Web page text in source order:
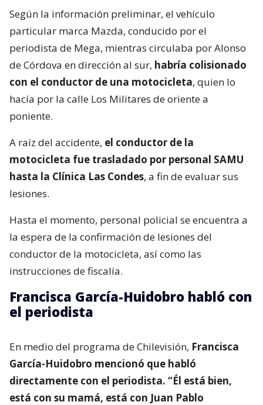
Según la información preliminar, el vehículo
particular marca Mazda, conducido por el
periodista de Mega, mientras circulaba por Alonso
de Córdova en dirección al sur, habría colisionado
con el conductor de una motocicleta, quien lo
hacía por la calle Los Militares de oriente a
poniente.
A raíz del accidente, el conductor de la
motocicleta fue trasladado por personal SAMU
hasta la Clínica Las Condes, a fin de evaluar sus
lesiones.
Hasta el momento, personal policial se encuentra a
la espera de la confirmación de lesiones del
conductor de la motocicleta, así como las
instrucciones de fiscalía.
Francisca García-Huidobro habló con
el periodista
En medio del programa de Chilevisión, Francisca
García-Huidobro mencionó que habló
directamente con el periodista. “Él está bien,
está con su mamá, está con Juan Pablo